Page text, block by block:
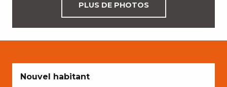
PLUS DE PHOTOS
Nouvel habitant